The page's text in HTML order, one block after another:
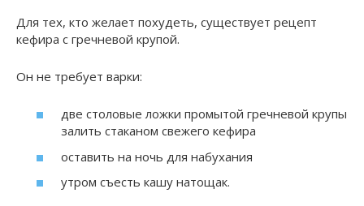
Для тех, кто желает похудеть, существует рецепт
кефира с гречневой крупой.
Он не требует варки:
две столовые ложки промытой гречневой крупы
залить стаканом свежего кефира
оставить на ночь для набухания
утром съесть кашу натощак.